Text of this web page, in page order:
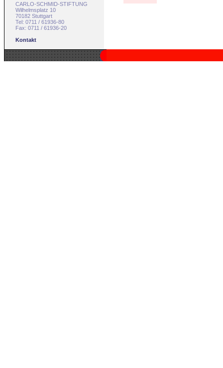
CARLO-SCHMID-STIFTUNG
Wilhelmsplatz 10
70182 Stuttgart
Tel: 0711 / 61936-80
Fax: 0711 / 61936-20
Kontakt